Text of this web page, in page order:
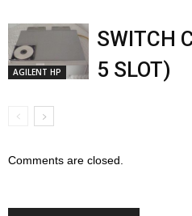
AGILENT HP
SWITCH
5 SLOT)
Comments are closed.